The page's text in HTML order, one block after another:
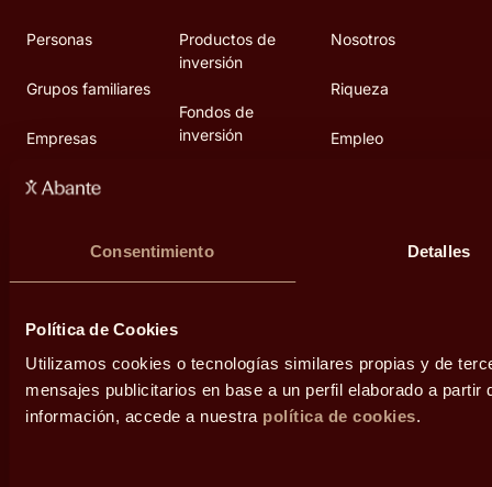
Consentimiento Detalles
Política de Cookies
Utilizamos cookies o tecnologías similares propias y de
mensajes publicitarios en base a un perfil elaborado a
información, accede a nuestra política de cookies.
Personas
Grupos familiares
Empresas
Servicios
Grupos familiares
Empresas
Productos de
inversión
Fondos de
inversión
Inversiones
alternativas
Nosotros
Riqueza
Empleo
Contacto